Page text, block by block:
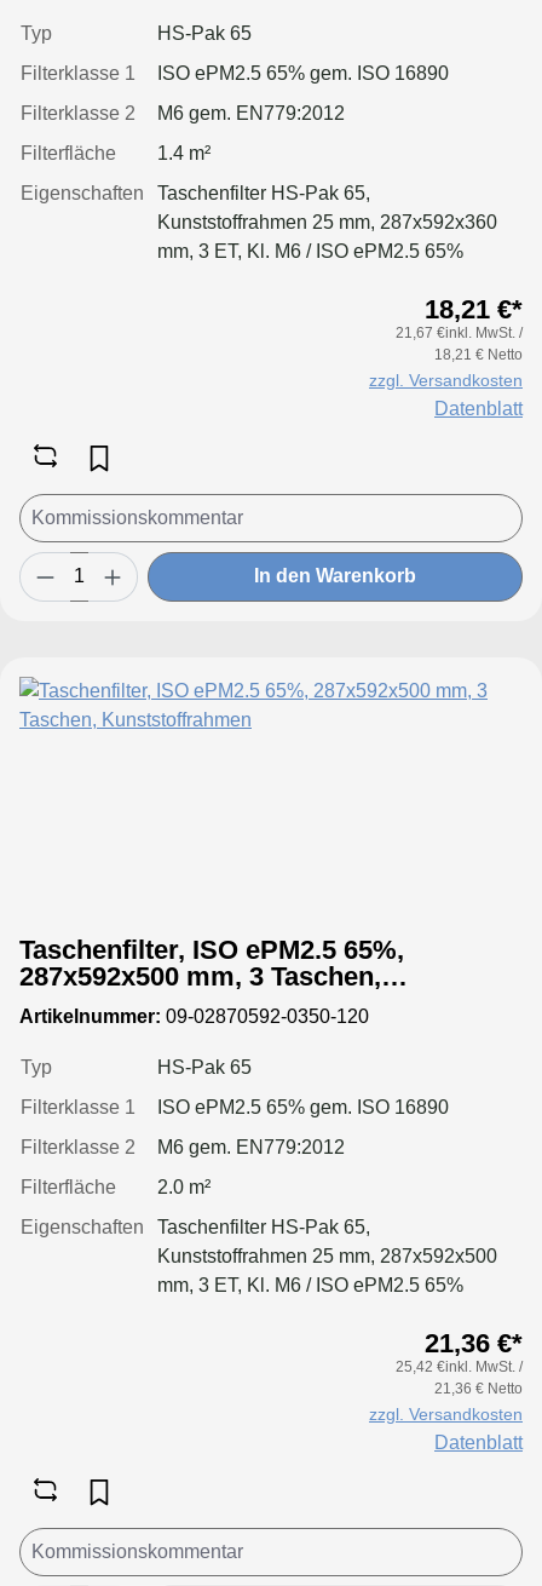
Typ
HS-Pak 65
Filterklasse 1
ISO ePM2.5 65% gem. ISO 16890
Filterklasse 2
M6 gem. EN779:2012
Filterfläche
1.4 m²
Eigenschaften
Taschenfilter HS-Pak 65,
Kunststoffrahmen 25 mm, 287x592x360
mm, 3 ET, Kl. M6 / ISO ePM2.5 65%
18,21 €*
21,67 €inkl. MwSt. /
18,21 € Netto
zzgl. Versandkosten
Datenblatt
In den Warenkorb
Taschenfilter, ISO ePM2.5 65%,
287x592x500 mm, 3 Taschen,
Kunststoffrahmen
Artikelnummer: 09-02870592-0350-120
Typ
HS-Pak 65
Filterklasse 1
ISO ePM2.5 65% gem. ISO 16890
Filterklasse 2
M6 gem. EN779:2012
Filterfläche
2.0 m²
Eigenschaften
Taschenfilter HS-Pak 65,
Kunststoffrahmen 25 mm, 287x592x500
mm, 3 ET, Kl. M6 / ISO ePM2.5 65%
21,36 €*
25,42 €inkl. MwSt. /
21,36 € Netto
zzgl. Versandkosten
Datenblatt